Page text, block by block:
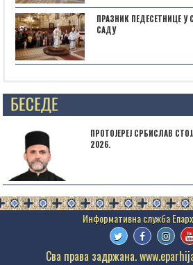
ПРАЗНИК ПЕДЕСЕТНИЦЕ
САДУ
Posts not found
ПРОТОЈЕРЕЈ СРБИСЛАВ
2026.
Сва права задржана.